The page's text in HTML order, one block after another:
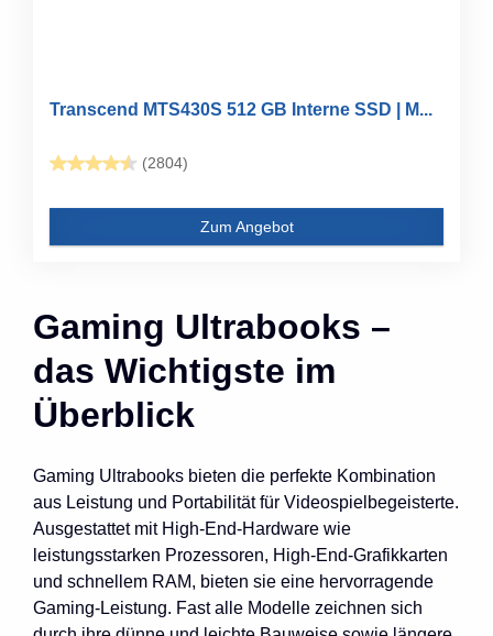
Transcend MTS430S 512 GB Interne SSD | M...
(2804)
Zum Angebot
Gaming Ultrabooks –
das Wichtigste im
Überblick
Gaming Ultrabooks bieten die perfekte Kombination
aus Leistung und Portabilität für Videospielbegeisterte.
Ausgestattet mit High-End-Hardware wie
leistungsstarken Prozessoren, High-End-Grafikkarten
und schnellem RAM, bieten sie eine hervorragende
Gaming-Leistung. Fast alle Modelle zeichnen sich